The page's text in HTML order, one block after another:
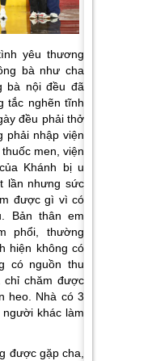
yêu thương
bà như cha
bà nội đều đã
tắc nghẽn tĩnh
đều phải thở
phải nhập viện
men, viện
Khánh bị u
lần nhưng sức
được gì vì có
Bản thân em
phổi, thường
hiện không có
có nguồn thu
chỉ chăm được
heo. Nhà có 3
khác làm
được gặp cha,